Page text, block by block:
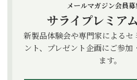
メールマガジン会員
サライプレミア
新製品体験会や専門家によるセ
ント、プレゼント企画にご参加
ます。